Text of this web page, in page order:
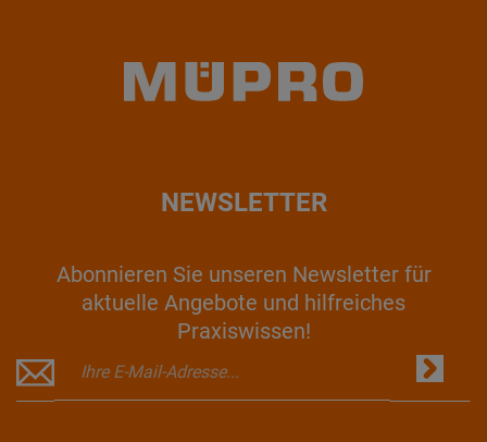
NEWSLETTER
Abonnieren Sie unseren Newsletter für
aktuelle Angebote und hilfreiches
Praxiswissen!